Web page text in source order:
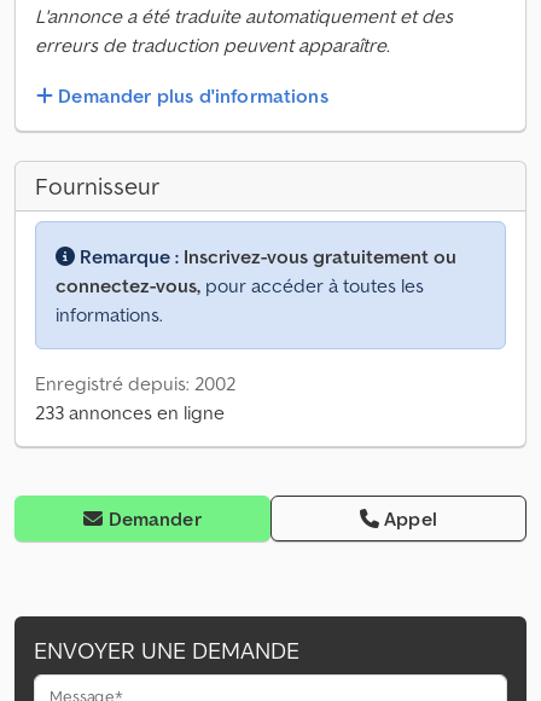
L'annonce a été traduite automatiquement et des
erreurs de traduction peuvent apparaître.
Demander plus d'informations
Fournisseur
Remarque : Inscrivez-vous gratuitement ou
connectez-vous, pour accéder à toutes les
informations.
Enregistré depuis: 2002
233 annonces en ligne
Demander Appel
ENVOYER UNE DEMANDE
Message*